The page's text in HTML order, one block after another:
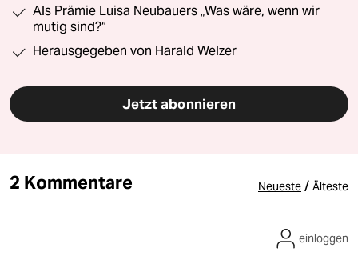
Als Prämie Luisa Neubauers „Was wäre, wenn wir
mutig sind?“
Herausgegeben von Harald Welzer
Jetzt abonnieren
2 Kommentare Neueste / Älteste
einloggen